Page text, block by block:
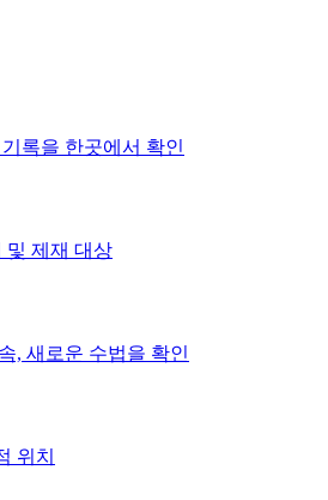
록을 한곳에서 확인
및 제재 대상
, 새로운 수법을 확인
위치